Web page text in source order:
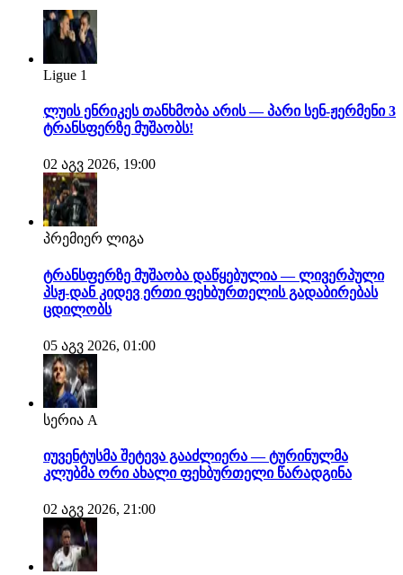
Ligue 1
ლუის ენრიკეს თანხმობა არის — პარი სენ-ჟერმენი 3
ტრანსფერზე მუშაობს!
02 აგვ 2026, 19:00
პრემიერ ლიგა
ტრანსფერზე მუშაობა დაწყებულია — ლივერპული
პსჟ-დან კიდევ ერთი ფეხბურთელის გადაბირებას
ცდილობს
05 აგვ 2026, 01:00
სერია A
იუვენტუსმა შეტევა გააძლიერა — ტურინულმა
კლუბმა ორი ახალი ფეხბურთელი წარადგინა
02 აგვ 2026, 21:00